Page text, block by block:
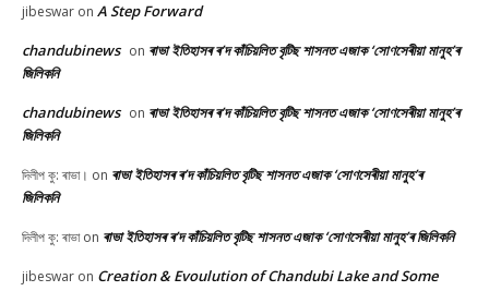
jibeswar on A Step Forward
chandubinews on ৰাভা ইতিহাসৰ ৰ’দ কাঁচিয়লিত বৃটিছ শাসনত এজাক ‘সোণসেৰীয়া মানুহ’ৰ
জিলিকনি
chandubinews on ৰাভা ইতিহাসৰ ৰ’দ কাঁচিয়লিত বৃটিছ শাসনত এজাক ‘সোণসেৰীয়া মানুহ’ৰ
জিলিকনি
দিলীপ কু: ৰাভা। on ৰাভা ইতিহাসৰ ৰ’দ কাঁচিয়লিত বৃটিছ শাসনত এজাক ‘সোণসেৰীয়া মানুহ’ৰ
জিলিকনি
দিলীপ কু: ৰাভাon ৰাভা ইতিহাসৰ ৰ’দ কাঁচিয়লিত বৃটিছ শাসনত এজাক ‘সোণসেৰীয়া মানুহ’ৰ জিলিকনি
jibeswar on Creation & Evoulution of Chandubi Lake and Some